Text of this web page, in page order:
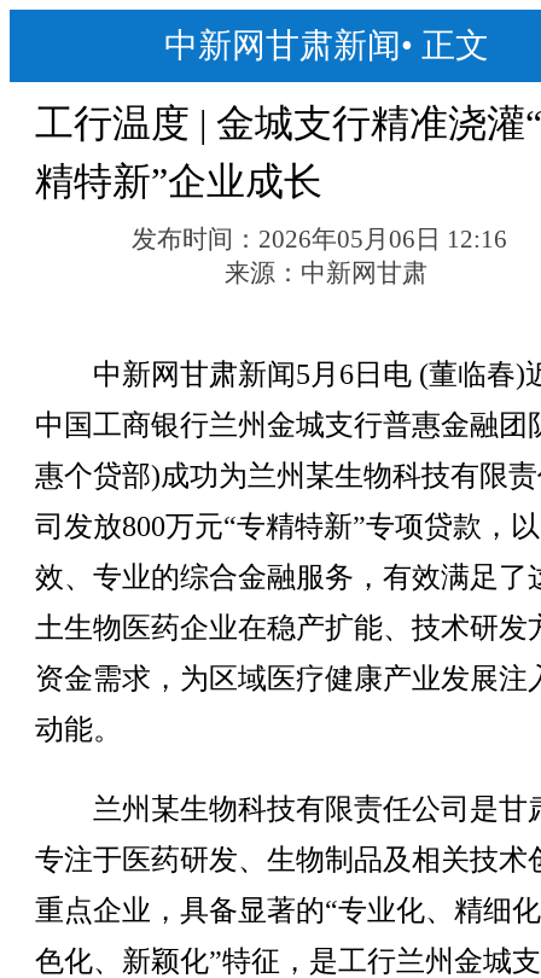
中新网甘肃新闻• 正文
工行温度 | 金城支行精准浇灌
精特新”企业成长
发布时间： 2026年05月06日 12:16
来源： 中新网甘肃
中新网甘肃新闻5月6日电 (董临春)
中国工商银行兰州金城支行普惠金融团
惠个贷部)成功为兰州某生物科技有限
司发放800万元“专精特新”专项贷款，
效、专业的综合金融服务，有效满足了
土生物医药企业在稳产扩能、技术研发
资金需求，为区域医疗健康产业发展注
动能。
兰州某生物科技有限责任公司是甘
专注于医药研发、生物制品及相关技术
重点企业，具备显著的“专业化、精细
色化、新颖化”特征，是工行兰州金城